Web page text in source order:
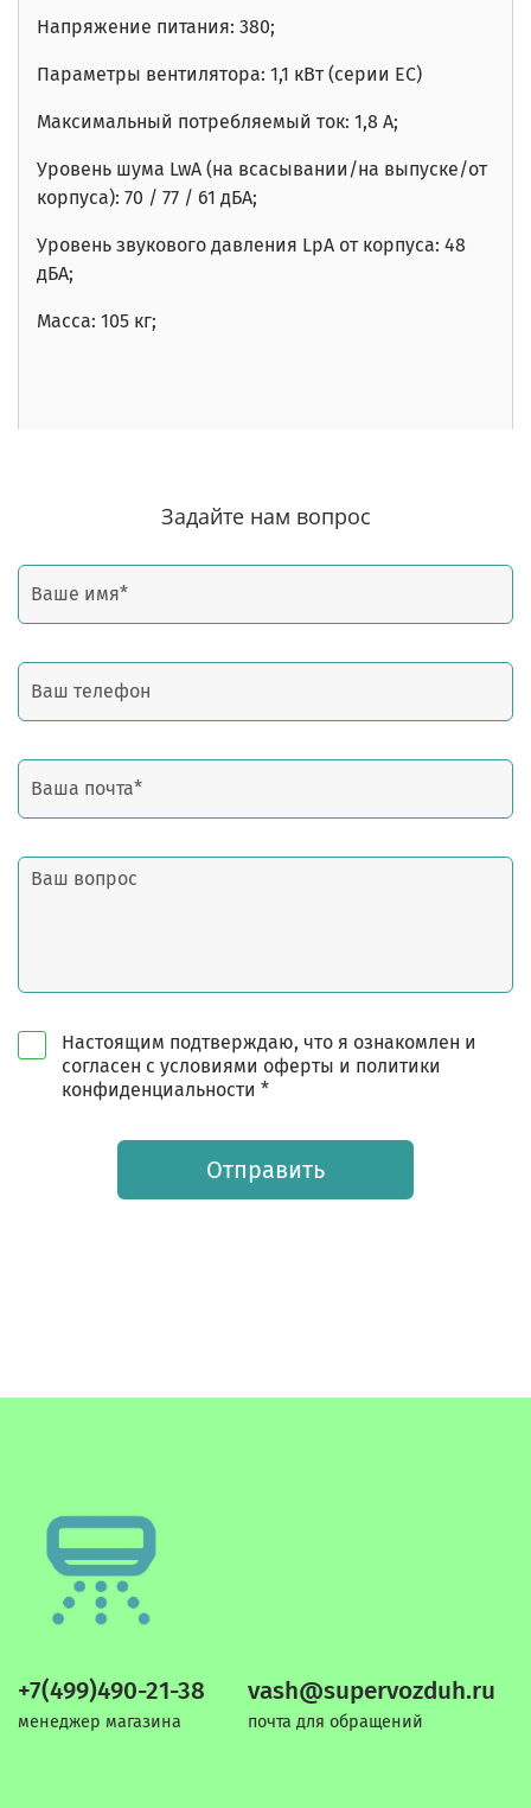
Напряжение питания: 380;
Параметры вентилятора: 1,1 кВт (серии EC)
Максимальный потребляемый ток: 1,8 А;
Уровень шума LwA (на всасывании/на выпуске/от
корпуса): 70 / 77 / 61 дБА;
Уровень звукового давления LpA от корпуса: 48
дБА;
Масса: 105 кг;
Задайте нам вопрос
Настоящим подтверждаю, что я ознакомлен и
согласен с условиями оферты и политики
конфиденциальности *
Отправить
+7(499)490-21-38
менеджер магазина
vash@supervozduh.ru
почта для обращений